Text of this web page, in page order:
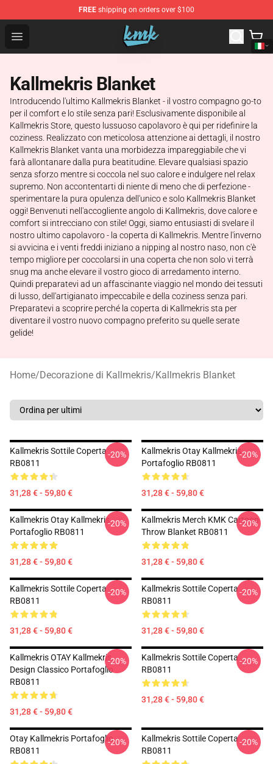
FREE shipping on orders over $100
Open menu
KallMeKris Store - Official KallMeKris Merchandise Shop
Kallmekris Blanket
Introducendo l'ultimo Kallmekris Blanket - il vostro compagno go-to
per il comfort e lo stile senza pari! Esclusivamente disponibile al
Kallmekris Store, questo lussuoso capolavoro è qui per ridefinire la
coziness. Realizzato con meticolosa attenzione ai dettagli, il nostro
Kallmekris Blanket vanta una morbidezza impareggiabile che vi
farà allontanare dalla pura beatitudine. Elevare qualsiasi spazio
senza sforzo mentre si coccola nel suo calore e indulgere nel relax
supremo. Non accontentarti di niente di meno che di perfezione -
sperimentare la pura opulenza dell'unico e solo Kallmekris Blanket
oggi! Benvenuti nell'accogliente angolo di Kallmekris, dove calore e
comfort si intrecciano con stile! Oggi, siamo entusiasti di svelare il
nostro ultimo capolavoro - la coperta di Kallmekris. Mentre l'inverno
si avvicina e i venti freddi iniziano a nipping al nostro naso, non c'è
tempo migliore per coccolarsi in una coperta che non solo vi terrà
snug ma anche elevare il vostro gioco di arredamento interno.
Quindi preparatevi ad un affascinante viaggio nel mondo dei tessuti
di lusso, dell'artigianato impeccabile e della coziness senza pari.
Preparatevi a scoprire perché la coperta di Kallmekris sta per
diventare il vostro nuovo compagno preferito su quelle serate
gelide!
Home/Decorazione di Kallmekris/Kallmekris Blanket
Kallmekris Sottile Coperta
RB0811
31,28 € - 59,80 €
-20%
Kallmekris Otay Kallmekris
Portafoglio RB0811
31,28 € - 59,80 €
-20%
Kallmekris Otay Kallmekris
Portafoglio RB0811
31,28 € - 59,80 €
-20%
Kallmekris Merch KMK Cartoon
Throw Blanket RB0811
31,28 € - 59,80 €
-20%
Kallmekris Sottile Coperta
RB0811
31,28 € - 59,80 €
-20%
Kallmekris Sottile Coperta
RB0811
31,28 € - 59,80 €
-20%
Kallmekris OTAY Kallmekris
Design Classico Portafoglio
RB0811
31,28 € - 59,80 €
-20%
Kallmekris Sottile Coperta
RB0811
31,28 € - 59,80 €
-20%
Otay Kallmekris Portafoglio
RB0811
-20%
Kallmekris Sottile Coperta
RB0811
-20%